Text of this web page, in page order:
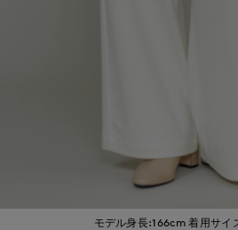
モデル身長:166cm 着用サイ